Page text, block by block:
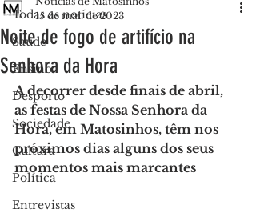
Todas as notícias
Saúde
Ensino
Desporto
Sociedade
Cultura
Política
Entrevistas
Noite de fogo de artifício na
Senhora da Hora
15 de mai. de 2023
A decorrer desde finais de abril,
as festas de Nossa Senhora da
Hora, em Matosinhos, têm nos
próximos dias alguns dos seus
momentos mais marcantes